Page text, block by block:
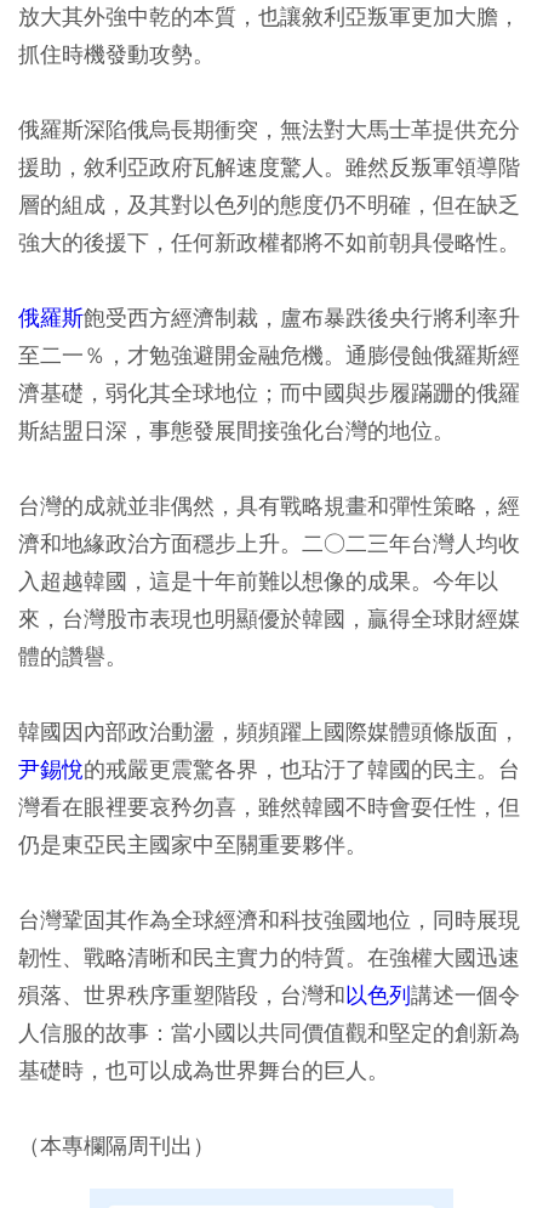
放大其外強中乾的本質，也讓敘利亞叛軍更加大膽，
抓住時機發動攻勢。
俄羅斯深陷俄烏長期衝突，無法對大馬士革提供充分
援助，敘利亞政府瓦解速度驚人。雖然反叛軍領導階
層的組成，及其對以色列的態度仍不明確，但在缺乏
強大的後援下，任何新政權都將不如前朝具侵略性。
俄羅斯飽受西方經濟制裁，盧布暴跌後央行將利率升
至二一％，才勉強避開金融危機。通膨侵蝕俄羅斯經
濟基礎，弱化其全球地位；而中國與步履蹣跚的俄羅
斯結盟日深，事態發展間接強化台灣的地位。
台灣的成就並非偶然，具有戰略規畫和彈性策略，經
濟和地緣政治方面穩步上升。二○二三年台灣人均收
入超越韓國，這是十年前難以想像的成果。今年以
來，台灣股市表現也明顯優於韓國，贏得全球財經媒
體的讚譽。
韓國因內部政治動盪，頻頻躍上國際媒體頭條版面，
尹錫悅的戒嚴更震驚各界，也玷汙了韓國的民主。台
灣看在眼裡要哀矜勿喜，雖然韓國不時會耍任性，但
仍是東亞民主國家中至關重要夥伴。
台灣鞏固其作為全球經濟和科技強國地位，同時展現
韌性、戰略清晰和民主實力的特質。在強權大國迅速
殞落、世界秩序重塑階段，台灣和以色列講述一個令
人信服的故事：當小國以共同價值觀和堅定的創新為
基礎時，也可以成為世界舞台的巨人。
（本專欄隔周刊出）